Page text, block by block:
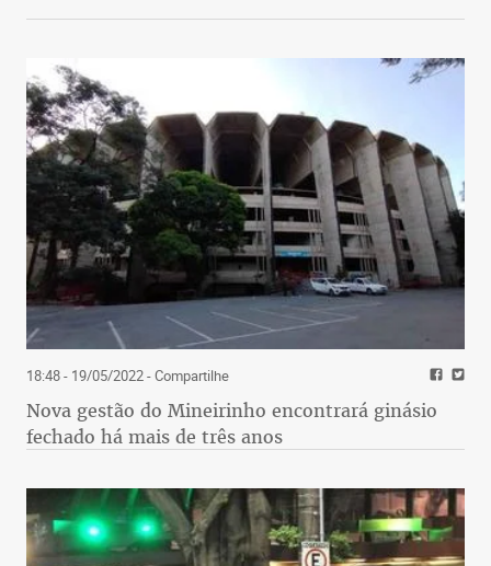
18:48 - 19/05/2022- Compartilhe
Nova gestão do Mineirinho encontrará ginásio
fechado há mais de três anos